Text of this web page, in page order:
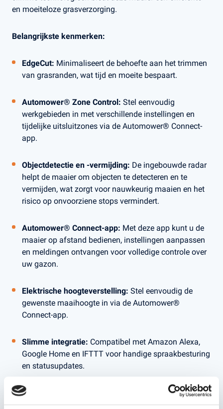
en moeiteloze grasverzorging.
Belangrijkste kenmerken:
EdgeCut: Minimaliseert de behoefte aan het trimmen
van grasranden, wat tijd en moeite bespaart.
Automower® Zone Control: Stel eenvoudig
werkgebieden in met verschillende instellingen en
tijdelijke uitsluitzones via de Automower® Connect-
app.
Objectdetectie en -vermijding: De ingebouwde radar
helpt de maaier om objecten te detecteren en te
vermijden, wat zorgt voor nauwkeurig maaien en het
risico op onvoorziene stops vermindert.
Automower® Connect-app: Met deze app kunt u de
maaier op afstand bedienen, instellingen aanpassen
en meldingen ontvangen voor volledige controle over
uw gazon.
Elektrische hoogteverstelling: Stel eenvoudig de
gewenste maaihoogte in via de Automower®
Connect-app.
Slimme integratie: Compatibel met Amazon Alexa,
Google Home en IFTTT voor handige spraakbesturing
en statusupdates.
GPS-diefstalbeveiliging:
Uitgerust met GPS-tracking
om de huidige positie van de maaier bij te houden en